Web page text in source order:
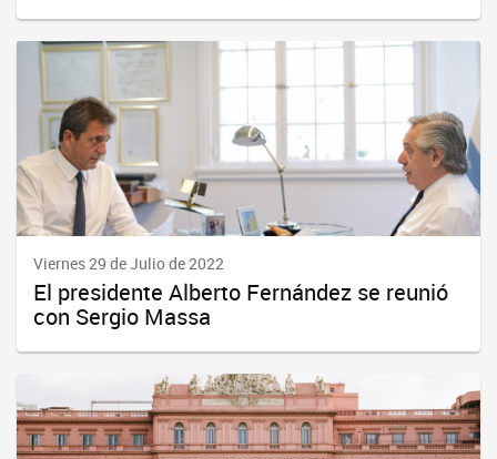
Viernes 29 de Julio de 2022
El presidente Alberto Fernández se reunió
con Sergio Massa